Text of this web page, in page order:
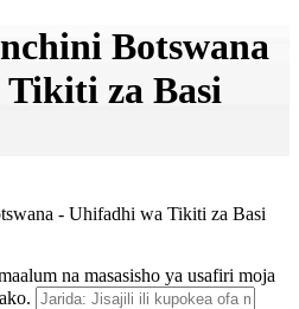
Botswana
za Basi
- Uhifadhi wa Tikiti za Basi
na masasisho ya usafiri moja